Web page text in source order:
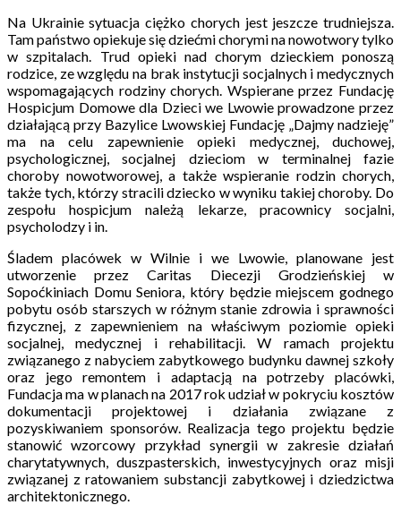
Na Ukrainie sytuacja ciężko chorych jest jeszcze trudniejsza.
Tam państwo opiekuje się dziećmi chorymi na nowotwory tylko
w szpitalach. Trud opieki nad chorym dzieckiem ponoszą
rodzice, ze względu na brak instytucji socjalnych i medycznych
wspomagających rodziny chorych. Wspierane przez Fundację
Hospicjum Domowe dla Dzieci we Lwowie prowadzone przez
działającą przy Bazylice Lwowskiej Fundację „Dajmy nadzieję”
ma na celu zapewnienie opieki medycznej, duchowej,
psychologicznej, socjalnej dzieciom w terminalnej fazie
choroby nowotworowej, a także wspieranie rodzin chorych,
także tych, którzy stracili dziecko w wyniku takiej choroby. Do
zespołu hospicjum należą lekarze, pracownicy socjalni,
psycholodzy i in.
Śladem placówek w Wilnie i we Lwowie, planowane jest
utworzenie przez Caritas Diecezji Grodzieńskiej w
Sopoćkiniach Domu Seniora, który będzie miejscem godnego
pobytu osób starszych w różnym stanie zdrowia i sprawności
fizycznej, z zapewnieniem na właściwym poziomie opieki
socjalnej, medycznej i rehabilitacji. W ramach projektu
związanego z nabyciem zabytkowego budynku dawnej szkoły
oraz jego remontem i adaptacją na potrzeby placówki,
Fundacja ma w planach na 2017 rok udział w pokryciu kosztów
dokumentacji projektowej i działania związane z
pozyskiwaniem sponsorów. Realizacja tego projektu będzie
stanowić wzorcowy przykład synergii w zakresie działań
charytatywnych, duszpasterskich, inwestycyjnych oraz misji
związanej z ratowaniem substancji zabytkowej i dziedzictwa
architektonicznego.